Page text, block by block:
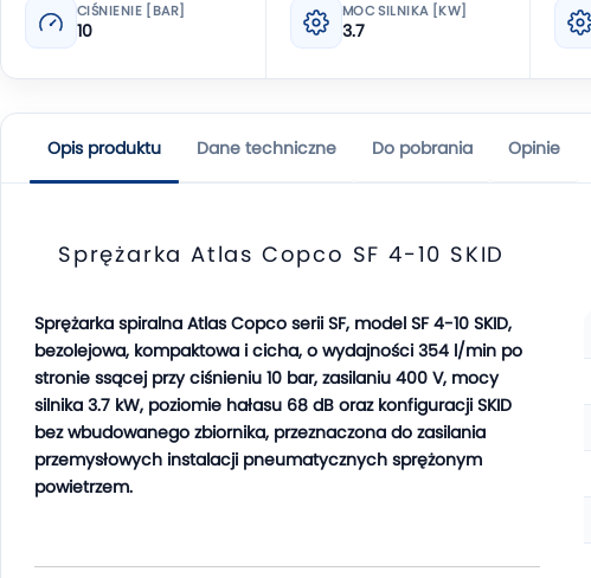
CIŚNIENIE [BAR]
10
MOC SILNIKA [KW]
3.7
Opis produktu Dane techniczne Do pobrania Opinie
Sprężarka Atlas Copco SF 4-10 SKID
Sprężarka spiralna Atlas Copco serii SF, model SF 4-10 SKID,
bezolejowa, kompaktowa i cicha, o wydajności 354 l/min po
stronie ssącej przy ciśnieniu 10 bar, zasilaniu 400 V, mocy
silnika 3.7 kW, poziomie hałasu 68 dB oraz konfiguracji SKID
bez wbudowanego zbiornika, przeznaczona do zasilania
przemysłowych instalacji pneumatycznych sprężonym
powietrzem.